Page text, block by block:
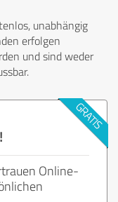
unabhängig
erfolgen
und sind weder
Online-